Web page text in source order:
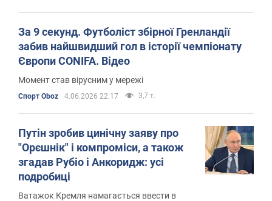
За 9 секунд. Футболіст збірної Гренландії
забив найшвидший гол в історії чемпіонату
Європи CONIFA. Відео
Момент став вірусним у мережі
Спорт Oboz 4.06.2026 22:17 3,7 т.
Путін зробив цинічну заяву про
"Орєшнік" і компроміси, а також
згадав Рубіо і Анкоридж: усі
подробиці
Ватажок Кремля намагається ввести в